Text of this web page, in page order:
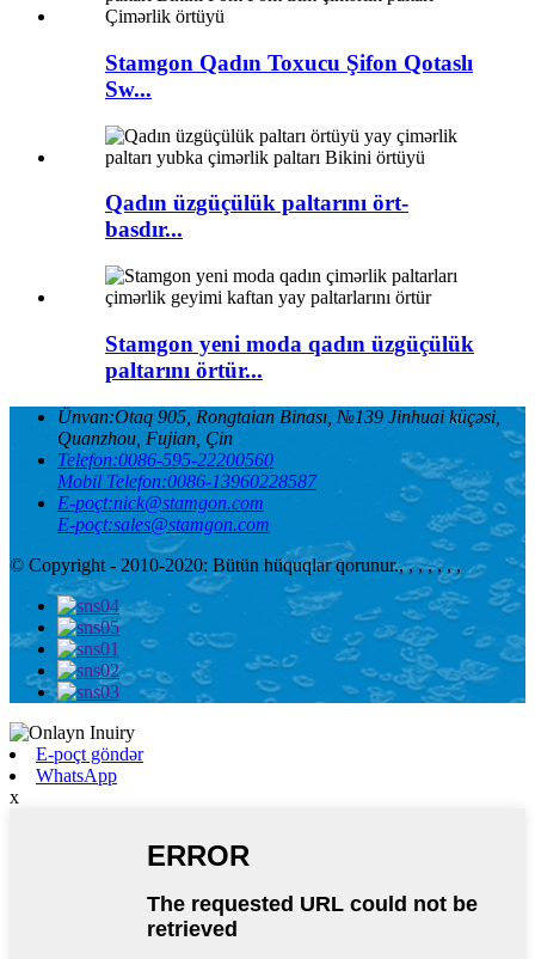
Stamgon Qadın Toxucu Şifon Qotaslı
Sw...
Qadın üzgüçülük paltarını ört-
basdır...
Stamgon yeni moda qadın üzgüçülük
paltarını örtür...
Ünvan:Otaq 905, Rongtaian Binası, №139 Jinhuai küçəsi,
Quanzhou, Fujian, Çin
Telefon:0086-595-22200560
Mobil Telefon:0086-13960228587
E-poçt:nick@stamgon.com
E-poçt:sales@stamgon.com
© Copyright - 2010-2020: Bütün hüquqlar qorunur., , , , , , ,
E-poçt göndər
WhatsApp
x